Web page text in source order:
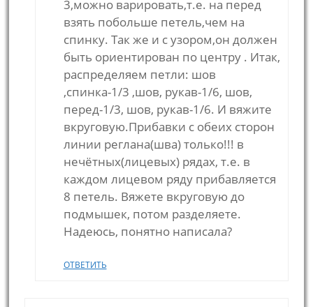
3,можно варировать,т.е. на перед
взять побольше петель,чем на
спинку. Так же и с узором,он должен
быть ориентирован по центру . Итак,
распределяем петли: шов
,спинка-1/3 ,шов, рукав-1/6, шов,
перед-1/3, шов, рукав-1/6. И вяжите
вкруговую.Прибавки с обеих сторон
линии реглана(шва) только!!! в
нечётных(лицевых) рядах, т.е. в
каждом лицевом ряду прибавляется
8 петель. Вяжете вкруговую до
подмышек, потом разделяете.
Надеюсь, понятно написала?
ОТВЕТИТЬ